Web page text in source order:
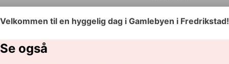
Velkommen til en hyggelig dag i Gamlebyen i Fredrikstad!
Se også